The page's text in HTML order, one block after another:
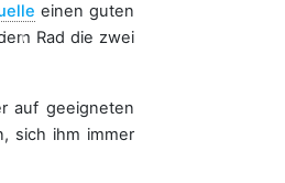
einen guten
Rad die zwei
auf geeigneten
sich ihm immer